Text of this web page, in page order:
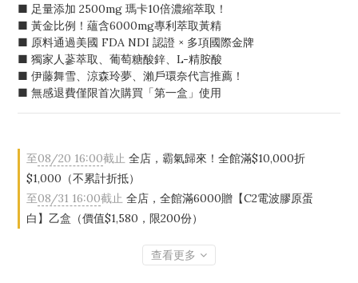
■ 足量添加 2500mg 瑪卡10倍濃縮萃取！
■ 黃金比例！蘊含6000mg專利萃取黃精
■ 原料通過美國 FDA NDI 認證 × 多項國際金牌
■ 獨家人蔘萃取、葡萄糖酸鋅、L-精胺酸
■ 伊藤舞雪、涼森玲夢、瀨戶環奈代言推薦！
■ 無感退費僅限首次購買「第一盒」使用
至08/20 16:00截止 全店，霸氣歸來！全館滿$10,000折
$1,000（不累計折抵）
至08/31 16:00截止 全店，全館滿6000贈【C2電波膠原蛋
白】乙盒（價值$1,580，限200份）
查看更多